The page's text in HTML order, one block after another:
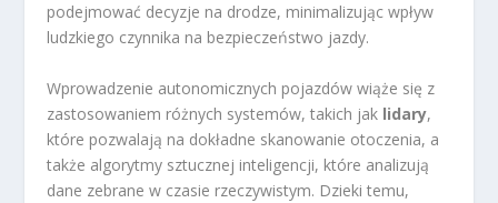
podejmować decyzje na drodze, minimalizując wpływ
ludzkiego czynnika na bezpieczeństwo jazdy.
Wprowadzenie autonomicznych pojazdów wiąże się z
zastosowaniem różnych systemów, takich jak lidary,
które pozwalają na dokładne skanowanie otoczenia, a
także algorytmy sztucznej inteligencji, które analizują
dane zebrane w czasie rzeczywistym. Dzieki temu,